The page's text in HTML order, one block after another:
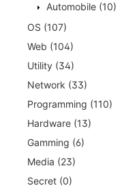
Automobile (10)
OS (107)
Web (104)
Utility (34)
Network (33)
Programming (110)
Hardware (13)
Gamming (6)
Media (23)
Secret (0)